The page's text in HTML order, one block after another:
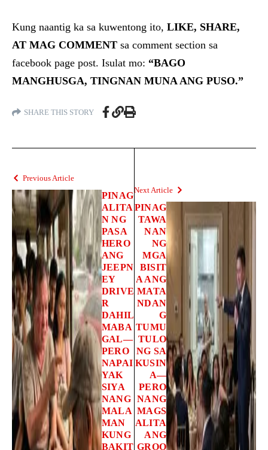
Kung naantig ka sa kuwentong ito, LIKE, SHARE,
AT MAG COMMENT sa comment section sa
facebook page post. Isulat mo: “BAGO
MANGHUSGA, TINGNAN MUNA ANG PUSO.”
SHARE THIS STORY
Previous Article
PINAG
ALITA
N NG
PASA
HERO
ANG
JEEPN
EY
DRIVE
R
DAHIL
MABA
GAL—
PERO
NAPAI
YAK
SIYA
NANG
MALA
MAN
KUNG
BAKIT
Next Article
PINAG
TAWA
NAN
NG
MGA
BISIT
A ANG
MATA
NDAN
G
TUMU
TULO
NG SA
KUSIN
A—
PERO
NANG
MAGS
ALITA
ANG
GROO